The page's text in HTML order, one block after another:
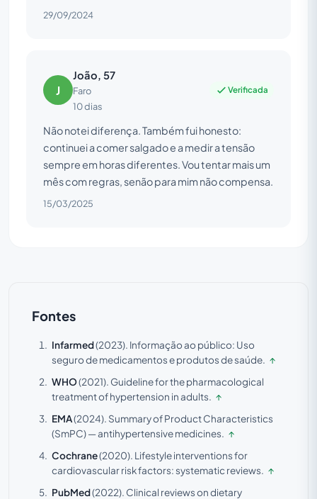
29/09/2024
J
João, 57
Faro
10 dias
Verificada
Não notei diferença. Também fui honesto:
continuei a comer salgado e a medir a tensão
sempre em horas diferentes. Vou tentar mais um
mês com regras, senão para mim não compensa.
15/03/2025
Fontes
Infarmed(2023). Informação ao público: Uso
seguro de medicamentos e produtos de saúde. ↑
WHO(2021). Guideline for the pharmacological
treatment of hypertension in adults. ↑
EMA(2024). Summary of Product Characteristics
(SmPC) — antihypertensive medicines. ↑
Cochrane(2020). Lifestyle interventions for
cardiovascular risk factors: systematic reviews. ↑
PubMed(2022). Clinical reviews on dietary